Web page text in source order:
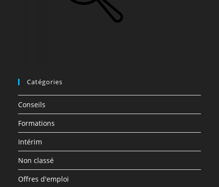
Catégories
Conseils
Formations
Intérim
Non classé
Offres d'emploi